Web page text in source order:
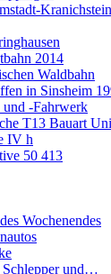
Kranichstein
2014
Waldbahn
in Sinsheim
und -Fahrwerk
T13 Bauart
IV h
50 413
Wochenendes
Schlepper und…